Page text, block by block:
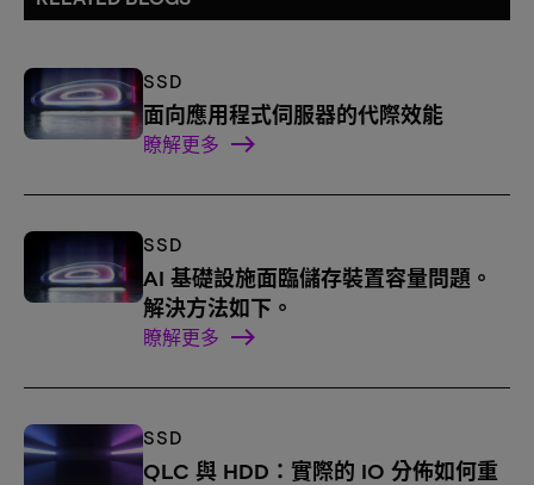
SSD
面向應用程式伺服器的代際效能
瞭解更多
SSD
AI 基礎設施面臨儲存裝置容量問題。
解決方法如下。
瞭解更多
SSD
QLC 與 HDD：實際的 IO 分佈如何重